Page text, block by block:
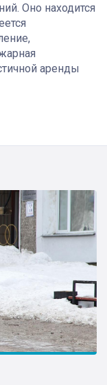
Оно находится
аренды